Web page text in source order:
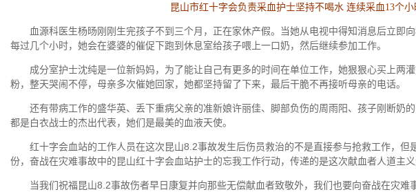
昆山市红十字会负责采血护士坚持不喝水 连续采血13个
血源科医生杨旸刚刚生完孩子不到三个月，正在家休产假。当她从电视中得知消息后立即向
每过几个小时，她会在婆婆的催促下跑到休息室给孩子喂上一口奶，然后继续参加工作。
成分室护士沈纯是一位新妈妈，为了能让自己有更多的时间在单位工作，她狠狠心买上两
粉，整天哭闹不停，母亲多次催她回家，她都坚持留了下来，最后干脆不再接听母亲的电话。
还有带病工作的盛华英、丢下重病父亲的准新娘许丽佳、脚部负伤的周雨阳、孩子刚断奶
都是白衣战士的杰出代表，她们是最美的血液天使。
红十字会血站的工作人员在这次昆山8.2事故发生后伤员救治的不是直接参与抢救工作，但
份，奋战在灾难事故中的昆山红十字会血站护士的忘我工作行动，传递的是这次献血者人道主
当我们祝福昆山8.2事故伤者早日康复并向那些无偿献血者致敬外，我们也要向奋战在灾难